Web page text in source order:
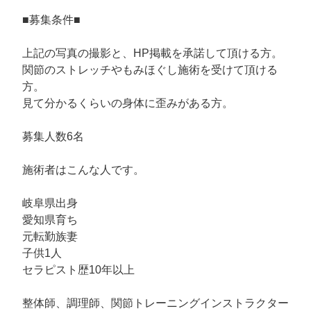
■募集条件■
上記の写真の撮影と、HP掲載を承諾して頂ける方。
関節のストレッチやもみほぐし施術を受けて頂ける
方。
見て分かるくらいの身体に歪みがある方。
募集人数6名
施術者はこんな人です。
岐阜県出身
愛知県育ち
元転勤族妻
子供1人
セラピスト歴10年以上
整体師、調理師、関節トレーニングインストラクター